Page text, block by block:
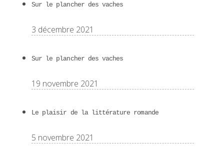
Sur le plancher des vaches
3 décembre 2021
Sur le plancher des vaches
19 novembre 2021
Le plaisir de la littérature romande
5 novembre 2021